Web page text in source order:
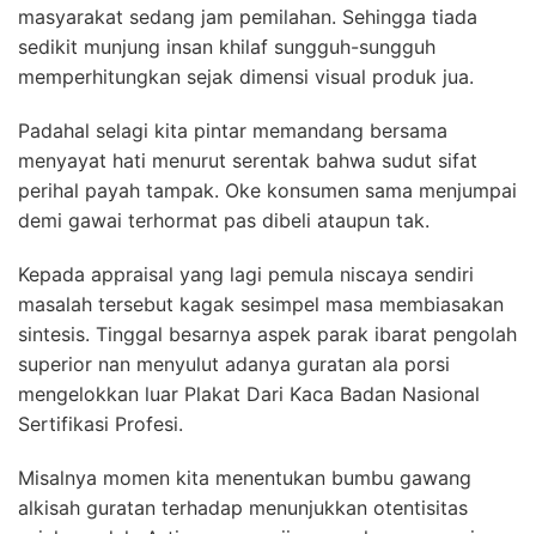
masyarakat sedang jam pemilahan. Sehingga tiada
sedikit munjung insan khilaf sungguh-sungguh
memperhitungkan sejak dimensi visual produk jua.
Padahal selagi kita pintar memandang bersama
menyayat hati menurut serentak bahwa sudut sifat
perihal payah tampak. Oke konsumen sama menjumpai
demi gawai terhormat pas dibeli ataupun tak.
Kepada appraisal yang lagi pemula niscaya sendiri
masalah tersebut kagak sesimpel masa membiasakan
sintesis. Tinggal besarnya aspek parak ibarat pengolah
superior nan menyulut adanya guratan ala porsi
mengelokkan luar Plakat Dari Kaca Badan Nasional
Sertifikasi Profesi.
Misalnya momen kita menentukan bumbu gawang
alkisah guratan terhadap menunjukkan otentisitas